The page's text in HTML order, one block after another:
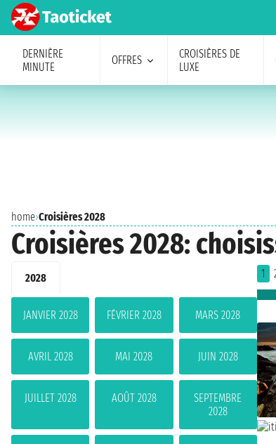
DERNIÈRE
MINUTE
OFFRES
CROISIÈRES DE
LUXE
home›Croisières 2028
Croisières 2028:
2028
JANVIER 2028 FÉVRIER 2028 MARS 2028
AVRIL 2028 MAI 2028 JUIN 2028
JUILLET 2028 AOÛT 2028
SEPTEMBRE
2028
1